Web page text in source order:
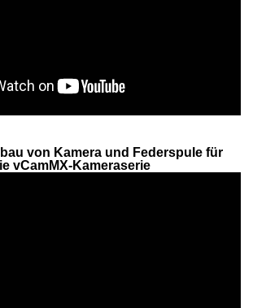
von Kamera und Federspule für
vCamMX-Kameraserie